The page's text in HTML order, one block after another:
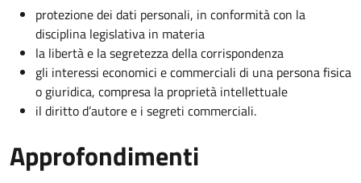
protezione dei dati personali, in conformità con la
disciplina legislativa in materia
la libertà e la segretezza della corrispondenza
gli interessi economici e commerciali di una persona fisica
o giuridica, compresa la proprietà intellettuale
il diritto d’autore e i segreti commerciali.
Approfondimenti